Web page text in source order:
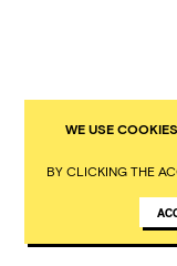
WE USE
BY CLICKING THE